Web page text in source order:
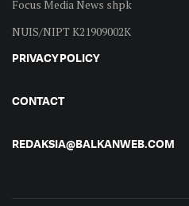
Focus Media News shpk
NUIS/NIPT K21909002K
PRIVACY POLICY
CONTACT
REDAKSIA@BALKANWEB.COM